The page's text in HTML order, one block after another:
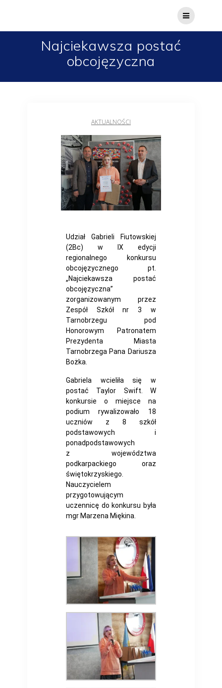
Najciekawsza postać
obcojęzyczna
AKTUALNOŚCI
Udział Gabrieli Fiutowskiej
(2Bc) w IX edycji
regionalnego konkursu
obcojęzycznego pt.
„Najciekawsza postać
obcojęzyczna”
zorganizowanym przez
Zespół Szkół nr 3 w
Tarnobrzegu pod
Honorowym Patronatem
Prezydenta Miasta
Tarnobrzega Pana Dariusza
Bożka.
Gabriela wcieliła się w
postać Taylor Swift. W
konkursie o miejsce na
podium rywalizowało 18
uczniów z 8 szkół
podstawowych i
ponadpodstawowych
z województwa
podkarpackiego oraz
świętokrzyskiego.
Nauczycielem
przygotowującym
uczennicę do konkursu była
mgr Marzena Miękina.